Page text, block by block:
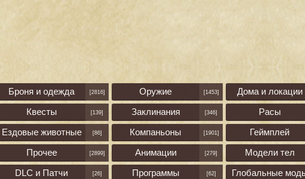
Броня и одежда [2816] Оружие [1453]
Дома и локации
Квесты
[139] Заклинания [346]
Расы
Ездовые животные
[86] Компаньоны [1901]
Геймплей
Прочее
[2899] Анимации [279]
Модели тел
DLC и Патчи
[26] Программы [62]
Глобальные